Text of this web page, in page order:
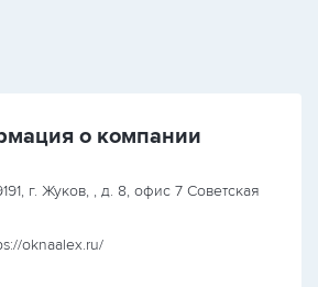
о компании
г. Жуков, , д. 8, офис 7 Советская
oknaalex.ru/